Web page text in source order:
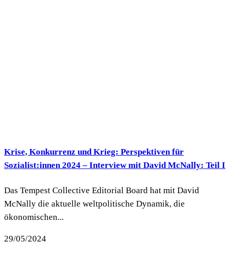
Krise, Konkurrenz und Krieg: Perspektiven für
Sozialist:innen 2024 – Interview mit David McNally: Teil I
Das Tempest Collective Editorial Board hat mit David
McNally die aktuelle weltpolitische Dynamik, die
ökonomischen...
29/05/2024